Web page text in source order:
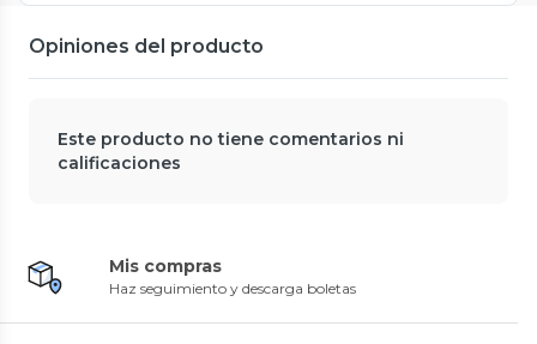
Opiniones del producto
Este producto no tiene comentarios ni
calificaciones
Mis compras
Haz seguimiento y descarga boletas